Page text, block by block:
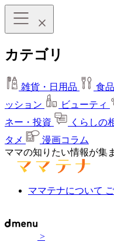
カテゴリ
雑貨・日用品 食
ッション
ビューティ
ネー・投資
くらしの
タメ
漫画コラム
ママの知りたい情報が集
ママテナについて
>